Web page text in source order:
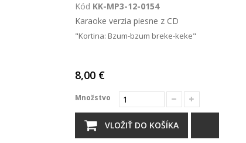
Kód KK-MP3-12-0154
Karaoke verzia piesne z CD
"Kortina: Bzum-bzum breke-keke"
8,00 €
Množstvo
VLOŽIŤ DO KOŠÍKA